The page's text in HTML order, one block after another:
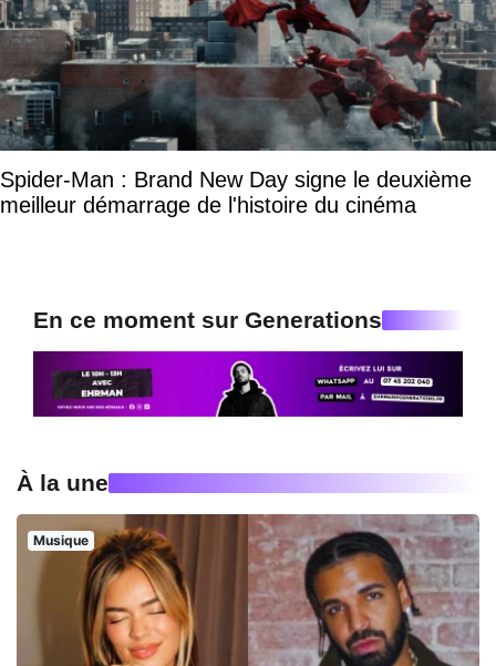
Spider-Man : Brand New Day signe le deuxième
meilleur démarrage de l'histoire du cinéma
En ce moment sur Generations
À la une
Musique